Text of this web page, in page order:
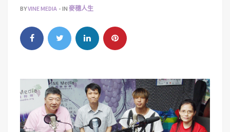
BYVINE MEDIA IN 麥穗人生